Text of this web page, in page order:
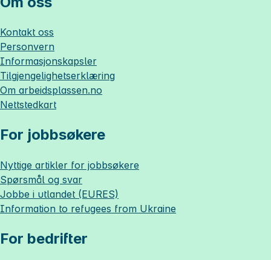
Kontakt oss
Personvern
Informasjonskapsler
Tilgjengelighetserklæring
Om arbeidsplassen.no
Nettstedkart
For jobbsøkere
Nyttige artikler for jobbsøkere
Spørsmål og svar
Jobbe i utlandet (EURES)
Information to refugees from Ukraine
For bedrifter